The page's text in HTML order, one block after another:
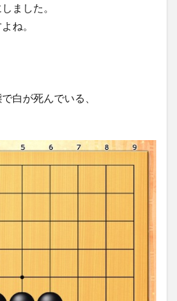
ました。
ね。
白が死んでいる、